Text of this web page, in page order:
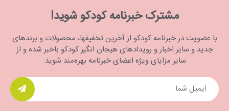
مشترک خبرنامه کودکو شوید!
با عضویت در خبرنامه کودکو از آخرین تخفیفها، محصولات و برندهای
جدید و سایر اخبار و رویدادهای هیجان انگیز کودکو باخبر شده و از
سایر مزایای ویژه اعضای خبرنامه بهره‌مند شوید.